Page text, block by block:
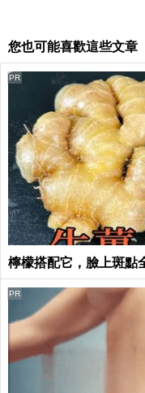
您也可能喜歡這些文章
檸檬搭配它，臉上斑點
PR
PR